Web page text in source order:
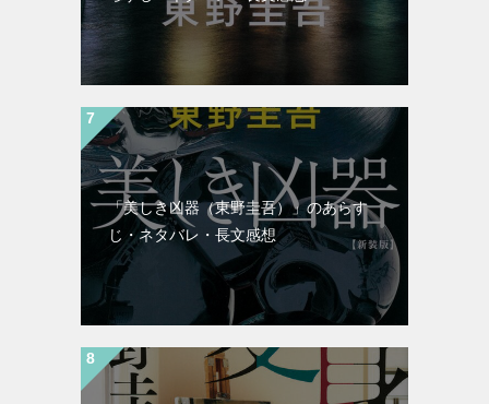
「美しき凶器（東野圭吾）」のあらす
じ・ネタバレ・長文感想